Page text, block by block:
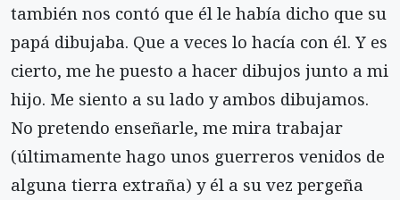
también nos contó que él le había dicho que su
papá dibujaba. Que a veces lo hacía con él. Y es
cierto, me he puesto a hacer dibujos junto a mi
hijo. Me siento a su lado y ambos dibujamos.
No pretendo enseñarle, me mira trabajar
(últimamente hago unos guerreros venidos de
alguna tierra extraña) y él a su vez pergeña